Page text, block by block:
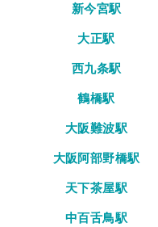
新今宮駅
大正駅
西九条駅
鶴橋駅
大阪難波駅
大阪阿部野橋駅
天下茶屋駅
中百舌鳥駅